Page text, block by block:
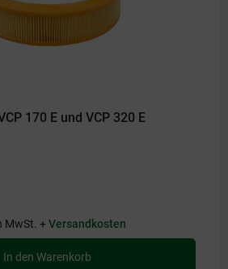
170 E und VCP 320 E
MwSt. +Versandkosten
In den Warenkorb